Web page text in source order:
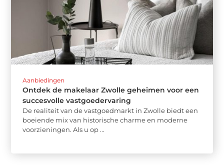
Aanbiedingen
Ontdek de makelaar Zwolle geheimen voor een
succesvolle vastgoedervaring
De realiteit van de vastgoedmarkt in Zwolle biedt een
boeiende mix van historische charme en moderne
voorzieningen. Als u op ...